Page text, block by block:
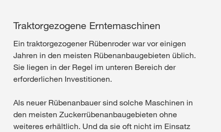
Traktorgezogene Erntemaschinen
Ein traktorgezogener Rübenroder war vor einigen
Jahren in den meisten Rübenanbaugebieten üblich.
Sie liegen in der Regel im unteren Bereich der
erforderlichen Investitionen.
Als neuer Rübenanbauer sind solche Maschinen in
den meisten Zuckerrübenanbaugebieten ohne
weiteres erhältlich. Und da sie oft nicht im Einsatz